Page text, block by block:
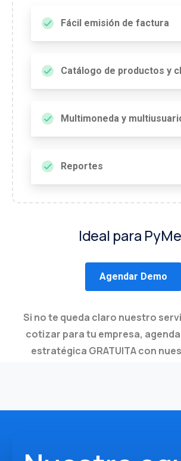
Fácil emisión de factura
Catálogo de productos y
Multimoneda y
Reportes
Ideal para
Agendar Demo
Si no te queda claro nuestro
cotizar para tu empresa,
estratégica GRATUITA con